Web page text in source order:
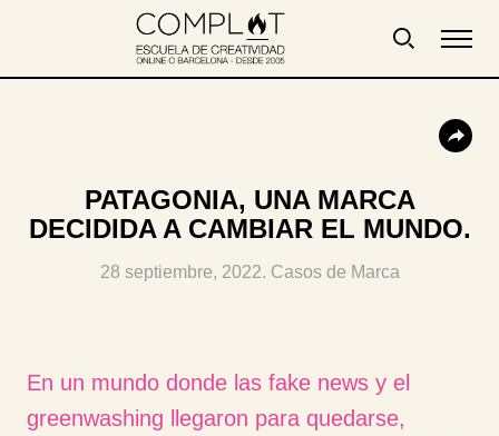
PATAGONIA, UNA MARCA
DECIDIDA A CAMBIAR EL MUNDO.
28 septiembre, 2022. Casos de Marca
En un mundo donde las fake news y el
greenwashing llegaron para quedarse,